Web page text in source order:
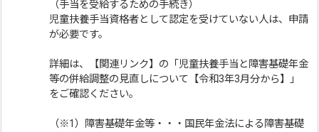
（手当を受給するための手続き）
児童扶養手当資格者として認定を受けていない人は、申請
が必要です。
詳細は、【関連リンク】の「児童扶養手当と障害基礎年金
等の併給調整の見直しについて【令和3年3月分から】」
をご確認ください。
（※1）障害基礎年金等・・・国民年金法による障害基礎